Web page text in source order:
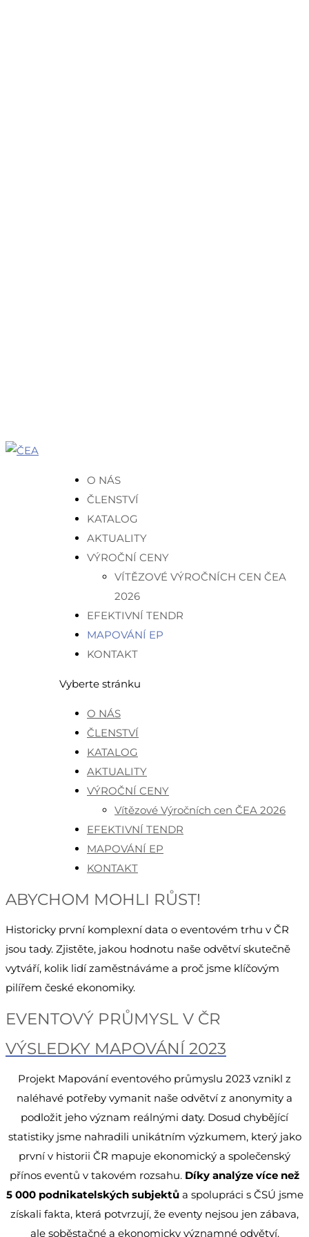
O NÁS
ČLENSTVÍ
KATALOG
AKTUALITY
VÝROČNÍ CENY
VÍTĚZOVÉ VÝROČNÍCH CEN ČEA
2026
EFEKTIVNÍ TENDR
MAPOVÁNÍ EP
KONTAKT
Vyberte stránku
O NÁS
ČLENSTVÍ
KATALOG
AKTUALITY
VÝROČNÍ CENY
Vítězové Výročních cen ČEA 2026
EFEKTIVNÍ TENDR
MAPOVÁNÍ EP
KONTAKT
ABYCHOM MOHLI RŮST!
Historicky první komplexní data o eventovém trhu v ČR
jsou tady. Zjistěte, jakou hodnotu naše odvětví skutečně
vytváří, kolik lidí zaměstnáváme a proč jsme klíčovým
pilířem české ekonomiky.
EVENTOVÝ PRŮMYSL V ČR
VÝSLEDKY MAPOVÁNÍ 2023
Projekt Mapování eventového průmyslu 2023 vznikl z
naléhavé potřeby vymanit naše odvětví z anonymity a
podložit jeho význam reálnými daty. Dosud chybějící
statistiky jsme nahradili unikátním výzkumem, který jako
první v historii ČR mapuje ekonomický a společenský
přínos eventů v takovém rozsahu. Díky analýze více než
5 000 podnikatelských subjektůa spolupráci s ČSÚ jsme
získali fakta, která potvrzují, že eventy nejsou jen zábava,
ale soběstačné a ekonomicky významné odvětví.